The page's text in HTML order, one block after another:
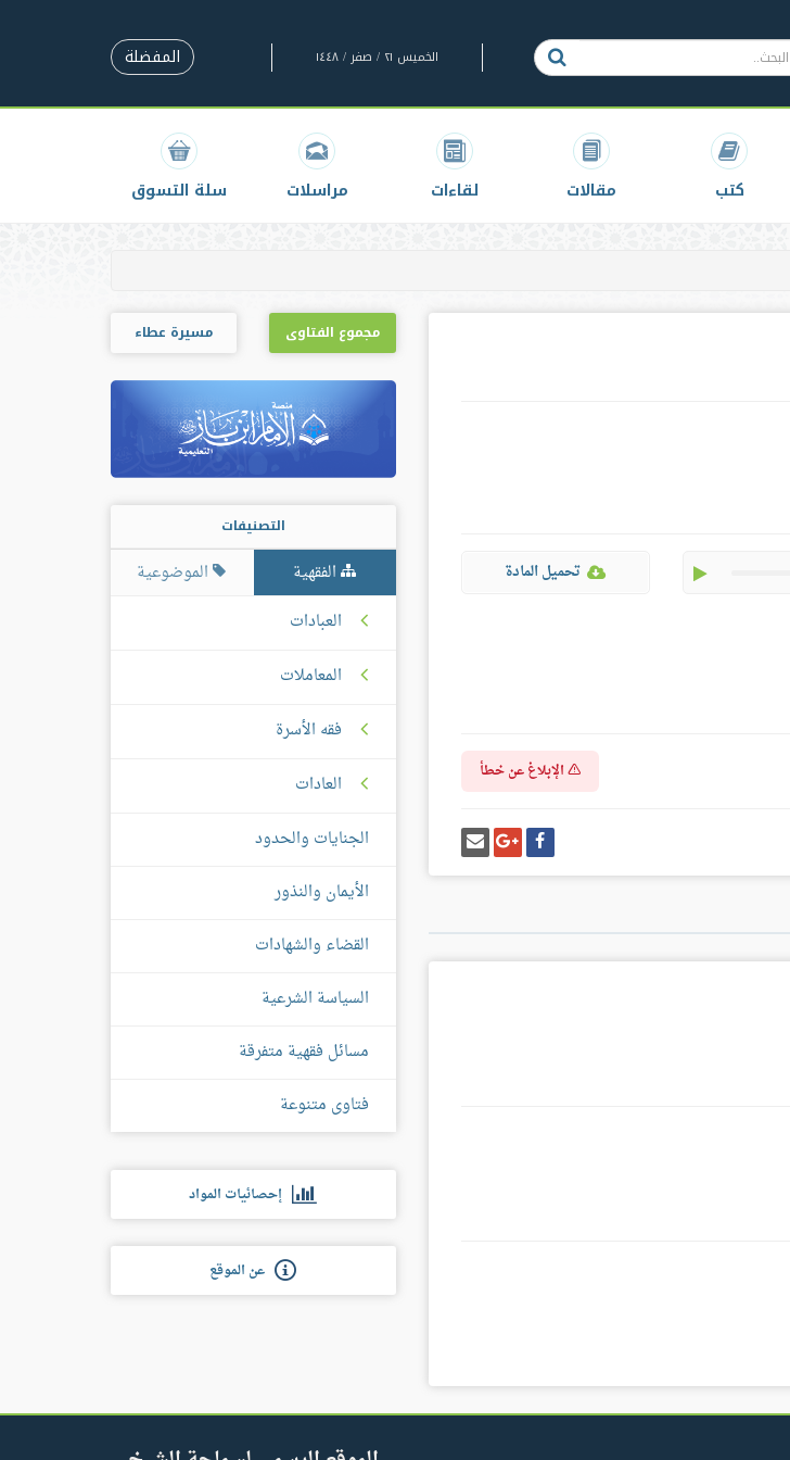
الخميس ٢١ / صفر / ١٤٤٨ المفضلة
كتب مقالات لقاءات مراسلات سلة التسوق
تحميل المادة
الإبلاغ عن خطأ
شارك
على
فيسبوك
شارك
على
غوغل
بلس
إرسل
إيميل
مجموع الفتاوى مسيرة عطاء
التصنيفات
الفقهية
الموضوعية
العبادات
المعاملات
فقه الأسرة
العادات
الجنايات والحدود
الأيمان والنذور
القضاء والشهادات
السياسة الشرعية
مسائل فقهية متفرقة
فتاوى متنوعة
إحصائيات المواد
عن الموقع